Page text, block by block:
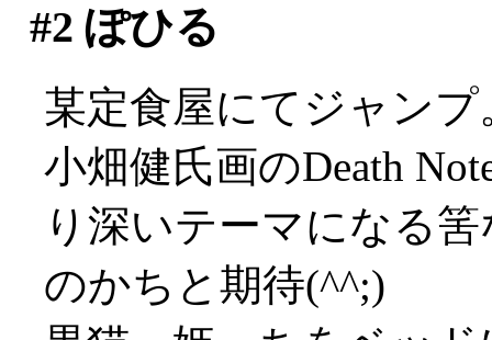
#2 ぽひる
某定食屋にてジャンプ
小畑健氏画のDeath
り深いテーマになる
のかちと期待(^^;)